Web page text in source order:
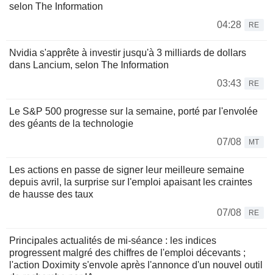
selon The Information
04:28
RE
Nvidia s'apprête à investir jusqu'à 3 milliards de dollars
dans Lancium, selon The Information
03:43
RE
Le S&P 500 progresse sur la semaine, porté par l'envolée
des géants de la technologie
07/08
MT
Les actions en passe de signer leur meilleure semaine
depuis avril, la surprise sur l'emploi apaisant les craintes
de hausse des taux
07/08
RE
Principales actualités de mi-séance : les indices
progressent malgré des chiffres de l'emploi décevants ;
l'action Doximity s'envole après l'annonce d'un nouvel outil